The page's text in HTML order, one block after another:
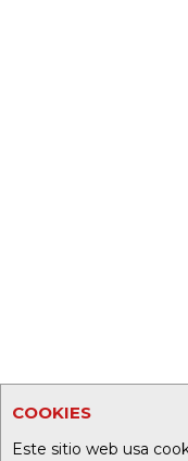
COOKIES
Este sitio web usa